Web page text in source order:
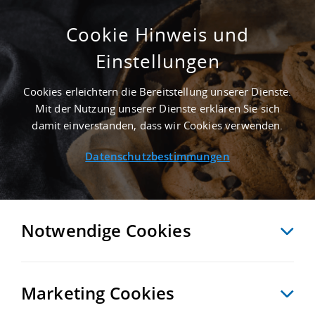
ERSTBEZUG - 10.000 M² LAGERFLÄCHE IN
HOF NAHE GÜTERVERKEHRSZENTRUM GVZ
HOF
Startseite/ Immobiliensuche/ Detailansicht
ZURÜCK MERKEN VERGLEICHEN EXPORT PDF
Cookie Hinweis und
Einstellungen
Cookies erleichtern die Bereitstellung unserer Dienste.
Mit der Nutzung unserer Dienste erklären Sie sich
damit einverstanden, dass wir Cookies verwenden.
Datenschutzbestimmungen
Notwendige Cookies
Marketing Cookies